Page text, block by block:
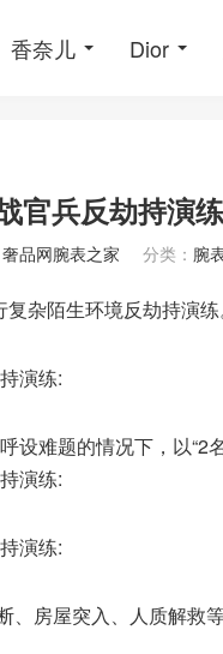
香奈儿 Dior
官兵反劫持演
奢品网腕表之家 分类： 腕
杂陌生环境反劫持演
难题的情况下，以“2
房屋突入、人质解救